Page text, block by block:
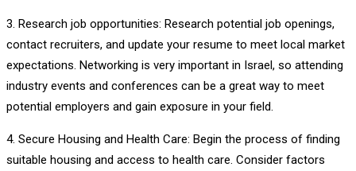
3. Research job opportunities: Research potential job openings,
contact recruiters, and update your resume to meet local market
expectations. Networking is very important in Israel, so attending
industry events and conferences can be a great way to meet
potential employers and gain exposure in your field.
4. Secure Housing and Health Care: Begin the process of finding
suitable housing and access to health care. Consider factors